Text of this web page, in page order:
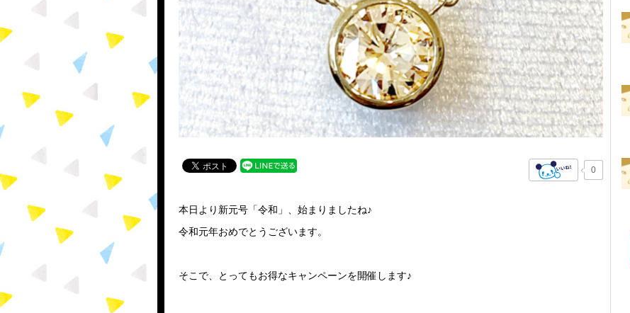
0
本日より新元号「令和」、始まりましたね♪
令和元年おめでとうございます。
そこで、とってもお得なキャンペーンを開催します♪